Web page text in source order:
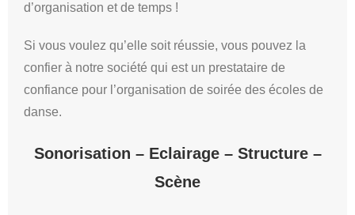
d’organisation et de temps !
Si vous voulez qu’elle soit réussie, vous pouvez la
confier à notre société qui est un prestataire de
confiance pour l’organisation de soirée des écoles de
danse.
Sonorisation – Eclairage – Structure –
Scène